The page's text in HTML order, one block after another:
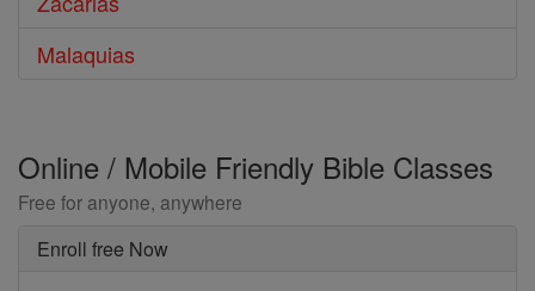
Malaquias
Online / Mobile Friendly Bible Classes
Free for anyone, anywhere
Enroll free Now